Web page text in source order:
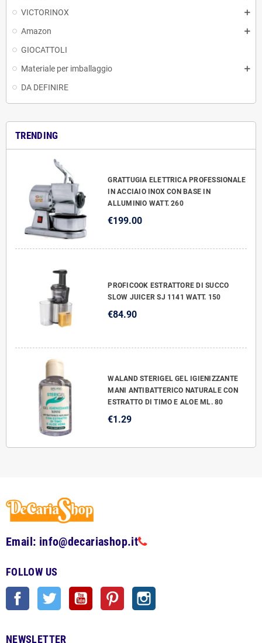
VICTORINOX
Amazon
GIOCATTOLI
Materiale per imballaggio
DA DEFINIRE
TRENDING
GRATTUGIA ELETTRICA PROFESSIONALE
IN ACCIAIO INOX CON BASE IN
ALLUMINIO WATT. 260
€199.00
PROFICOOK ESTRATTORE DI SUCCO
SLOW JUICER SJ 1141 WATT. 150
€84.90
WALAND STERIGEL GEL IGIENIZZANTE
MANI ANTIBATTERICO NATURALE CON
ESTRATTO DI TIMO E ALOE ML. 80
€1.29
Email: info@decariashop.it
FOLLOW US
Facebook Twitter YouTube Pinterest
NEWSLETTER